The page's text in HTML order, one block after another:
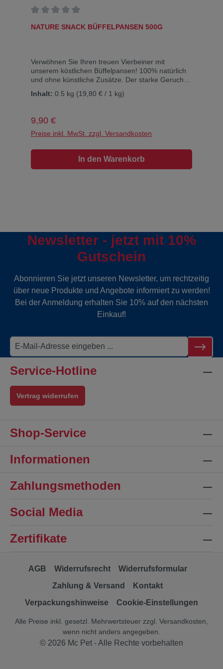
Durchschnittliche Bewertung von 0 von 5 Sternen
NATURE SNACK BÜFFELPANSEN 500G
Verwöhnen Sie Ihren treuen Vierbeiner mit
unserem köstlichen Büffelpansen! 100% natürlich
und ohne künstliche Zusätze. Der starke Geruch
bei vielen Hunden. Außerdem hat es eine positive
und erwachsene Hunde. Eine gesunde Belohnung!
Glutenfrei Beinhaltet keinen Zuckerzusatz Ohne
Farbstoffe und KonservierungsmittelDieser Snack
Abmessungen und das Gewicht pro Stück variieren
Inhalt: 0.5 kg (19,80 € / 1 kg)
Regulärer Preis:
9,90 €
Preise inkl. MwSt. zzgl. Versandkosten
In den Warenkorb
Newsletter - jetzt mit 10%
Gutschein
Abonnieren Sie jetzt unseren Newsletter, um rechtzeitig
über neue Produkte und Angebote informiert zu werden!
Bei der Anmeldung erhalten Sie 10% auf den nächsten
Einkauf!
Service-Hotline
Vertrag widerrufen
Shop-Service
Informationen
Zahlungsmethoden
Social Media
Zertifikate
AGB Widerrufsrecht
Widerrufsformular
Zahlung & Versand
Kontakt
Verpackungshinweise
Cookie-Einstellungen
Alle Preise inkl. gesetzl. Mehrwertsteuer zzgl. Versandkosten,
wenn nicht anders angegeben.
© 2026 Mc Pet - Alle Rechte vorbehalten